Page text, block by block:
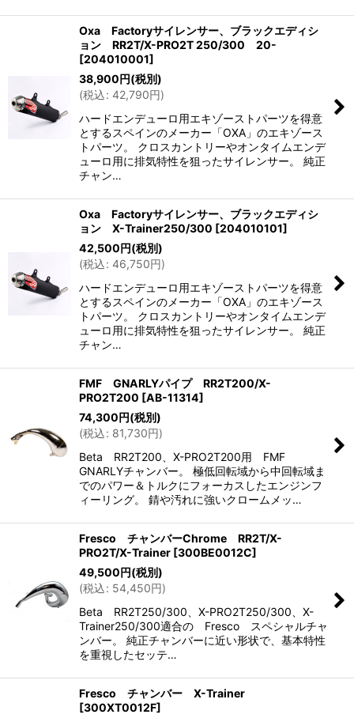
Oxa Factoryサイレンサー、ブラックエディシ
ョン RR2T/X-PRO2T 250/300 20-
[204010001]
38,900円(税別)
(税込: 42,790円)
ハードエンデューロ用エキゾーストパーツを得意
とするスペインのメーカー「OXA」のエキゾース
トパーツ。 クロスカントリーやオンタイムエンデ
ューロ用に排気特性を狙ったサイレンサー。 純正
チャン…
Oxa Factoryサイレンサー、ブラックエディシ
ョン X-Trainer250/300 [204010101]
42,500円(税別)
(税込: 46,750円)
ハードエンデューロ用エキゾーストパーツを得意
とするスペインのメーカー「OXA」のエキゾース
トパーツ。 クロスカントリーやオンタイムエンデ
ューロ用に排気特性を狙ったサイレンサー。 純正
チャン…
FMF GNARLYパイプ RR2T200/X-
PRO2T200 [AB-11314]
74,300円(税別)
(税込: 81,730円)
Beta RR2T200、X-PRO2T200用 FMF
GNARLYチャンバー。 極低回転域から中回転域ま
でのパワー＆トルクにフォーカスしたエンジンフ
ィーリング。 錆や汚れに強いクロームメッ…
Fresco チャンバーChrome RR2T/X-
PRO2T/X-Trainer [300BE0012C]
49,500円(税別)
(税込: 54,450円)
Beta RR2T250/300、X-PRO2T250/300、X-
Trainer250/300適合の Fresco スペシャルチャ
ンバー。 純正チャンバーに近い形状で、基本特性
を重視したセッテ…
Fresco チャンバー X-Trainer
[300XT0012F]